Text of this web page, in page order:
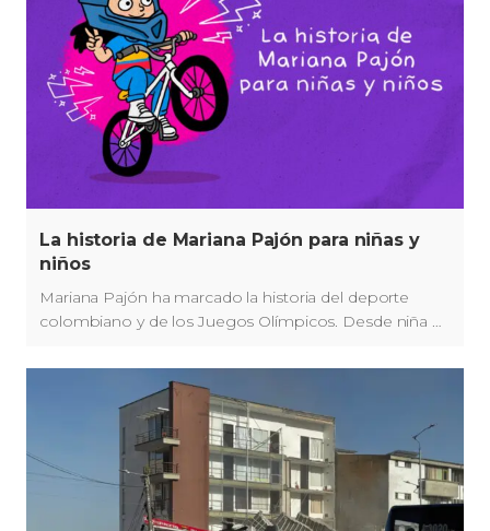
La historia de Mariana Pajón para niñas y
niños
Mariana Pajón ha marcado la historia del deporte
colombiano y de los Juegos Olímpicos. Desde niña ha
ella inspiración, esta es su historia para niñas y niños.